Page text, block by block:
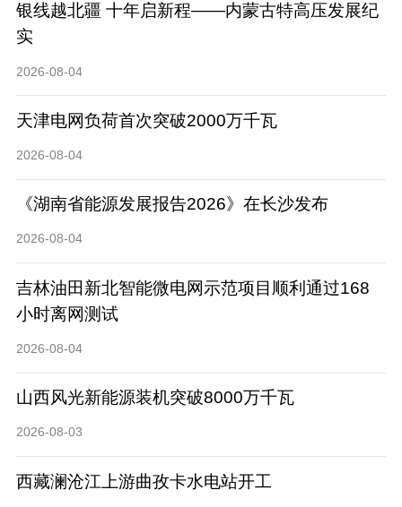
银线越北疆 十年启新程——内蒙古特高压发展纪
实
2026-08-04
天津电网负荷首次突破2000万千瓦
2026-08-04
《湖南省能源发展报告2026》在长沙发布
2026-08-04
吉林油田新北智能微电网示范项目顺利通过168
小时离网测试
2026-08-04
山西风光新能源装机突破8000万千瓦
2026-08-03
西藏澜沧江上游曲孜卡水电站开工